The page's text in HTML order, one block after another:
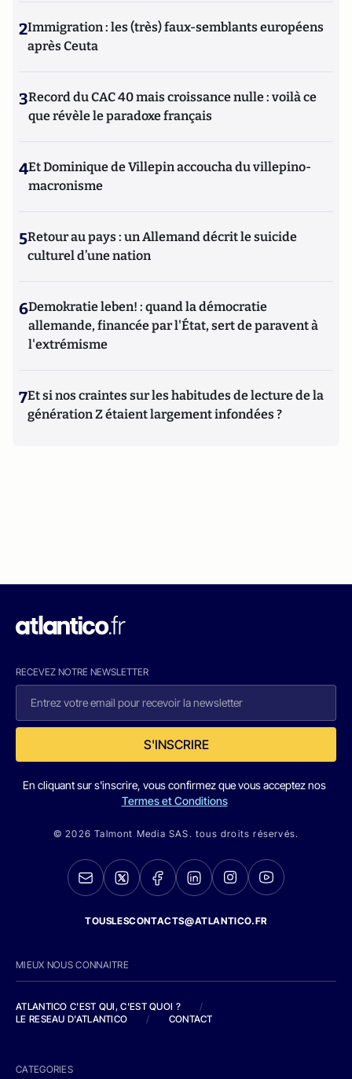
2Immigration : les (très) faux-semblants européens
après Ceuta
3Record du CAC 40 mais croissance nulle : voilà ce
que révèle le paradoxe français
4Et Dominique de Villepin accoucha du villepino-
macronisme
5Retour au pays : un Allemand décrit le suicide
culturel d’une nation
6Demokratie leben! : quand la démocratie
allemande, financée par l'État, sert de paravent à
l'extrémisme
7Et si nos craintes sur les habitudes de lecture de la
génération Z étaient largement infondées ?
RECEVEZ NOTRE NEWSLETTER
S'INSCRIRE
En cliquant sur s'inscrire, vous confirmez que vous acceptez nos
Termes et Conditions
© 2026 Talmont Media SAS. tous droits réservés.
TOUSLESCONTACTS@ATLANTICO.FR
MIEUX NOUS CONNAITRE
ATLANTICO C'EST QUI, C'EST QUOI ?
/
LE RESEAU D'ATLANTICO
/ CONTACT
CATEGORIES